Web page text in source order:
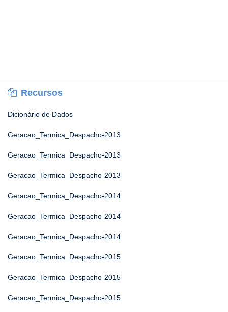
Recursos
Dicionário de Dados
Geracao_Termica_Despacho-2013
Geracao_Termica_Despacho-2013
Geracao_Termica_Despacho-2013
Geracao_Termica_Despacho-2014
Geracao_Termica_Despacho-2014
Geracao_Termica_Despacho-2014
Geracao_Termica_Despacho-2015
Geracao_Termica_Despacho-2015
Geracao_Termica_Despacho-2015